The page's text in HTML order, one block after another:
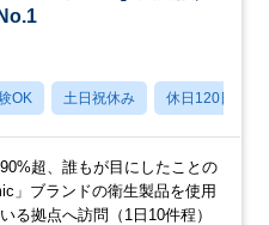
OK 土日祝休み 休日120日以上
超、誰もが目にしたことの
」ブランドの衛生製品を使用
る拠点へ訪問（1日10件程）